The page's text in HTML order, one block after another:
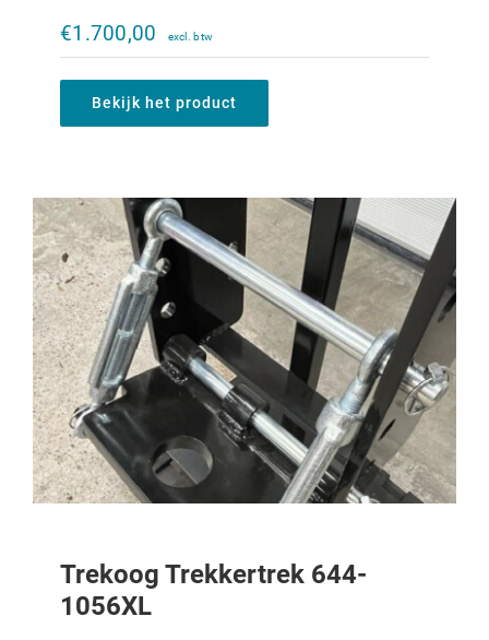
€1.700,00
Bekijk het product
€250,00
Trekoog Trekkertrek 644-
1056XL
Originele ondertrekhaak bok IHC 644-